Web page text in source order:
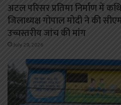
अटल परिसर प्रतिमा निर्माण में
जिलाध्यक्ष गोपाल मोदी ने की
उच्चस्तरीय जांच की मांग
July 29, 2026